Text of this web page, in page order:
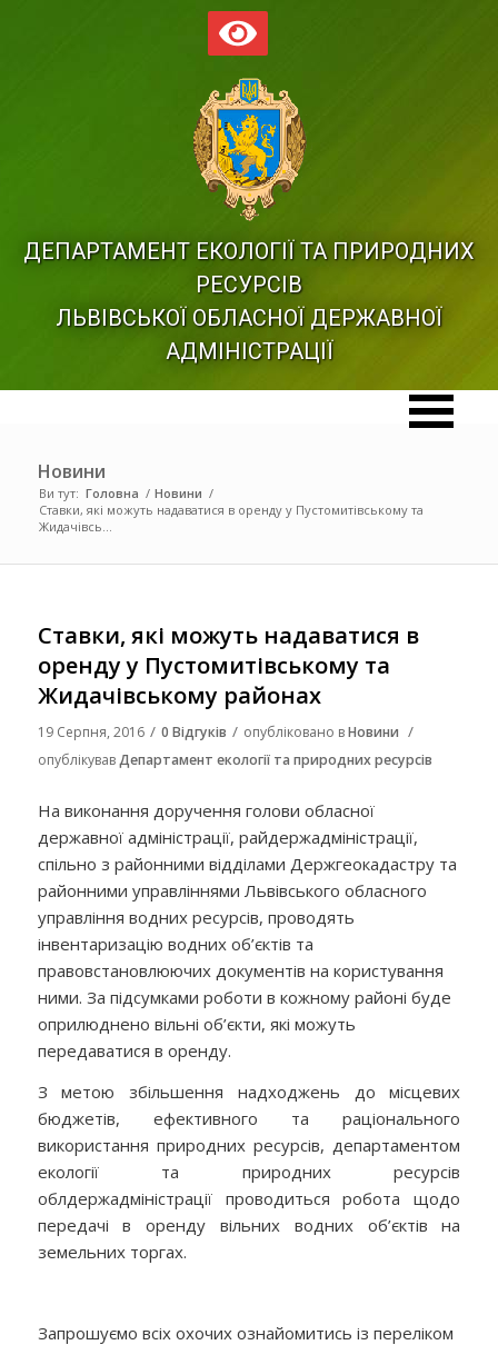
ДЕПАРТАМЕНТ ЕКОЛОГІЇ ТА ПРИРОДНИХ
РЕСУРСІВ
ЛЬВІВСЬКОЇ ОБЛАСНОЇ ДЕРЖАВНОЇ
АДМІНІСТРАЦІЇ
Новини
Ви тут: Головна / Новини /
Ставки, які можуть надаватися в оренду у Пустомитівському та
Жидачівсь...
Ставки, які можуть надаватися в
оренду у Пустомитівському та
Жидачівському районах
19 Серпня, 2016 / 0 Відгуків / опубліковано вНовини /
опублікувавДепартамент екології та природних ресурсів
На виконання доручення голови обласної
державної адміністрації, райдержадміністрації,
спільно з районними відділами Держгеокадастру та
районними управліннями Львівського обласного
управління водних ресурсів, проводять
інвентаризацію водних об’єктів та
правовстановлюючих документів на користування
ними. За підсумками роботи в кожному районі буде
оприлюднено вільні об’єкти, які можуть
передаватися в оренду.
З метою збільшення надходжень до місцевих
бюджетів, ефективного та раціонального
використання природних ресурсів, департаментом
екології та природних ресурсів
облдержадміністрації проводиться робота щодо
передачі в оренду вільних водних об’єктів на
земельних торгах.
Запрошуємо всіх охочих ознайомитись із переліком